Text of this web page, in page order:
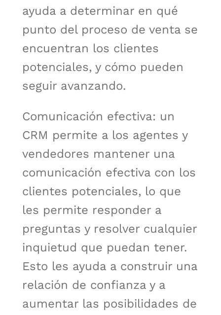
ayuda a determinar en qué
punto del proceso de venta se
encuentran los clientes
potenciales, y cómo pueden
seguir avanzando.
Comunicación efectiva: un
CRM permite a los agentes y
vendedores mantener una
comunicación efectiva con los
clientes potenciales, lo que
les permite responder a
preguntas y resolver cualquier
inquietud que puedan tener.
Esto les ayuda a construir una
relación de confianza y a
aumentar las posibilidades de